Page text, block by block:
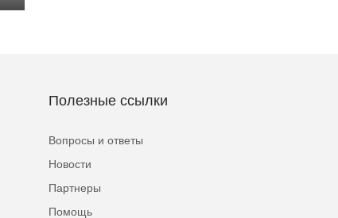
Полезные ссылки
Вопросы и ответы
Новости
Партнеры
Помощь